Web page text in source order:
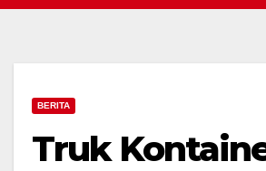
BERITA
Truk